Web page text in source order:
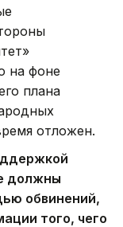
на фоне
плана
отложен.
должны
обвинений,
того, чего